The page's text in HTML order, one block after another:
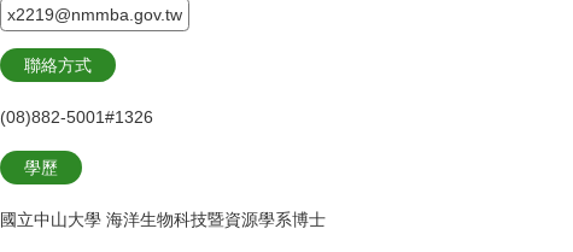
x2219@nmmba.gov.tw
聯絡方式
(08)882-5001#1326
學歷
國立中山大學 海洋生物科技暨資源學系博士